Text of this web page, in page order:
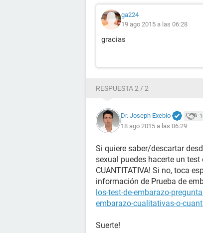
ga224
19 ago 2015 a las 06:28
gracias
RESPUESTA 2 / 2
Dr. Joseph Exebio
18 ago 2015 a las 06:29
Si quiere saber/descartar
sexual puedes hacerte un test
CUANTITATIVA! Si no, toca
información de Prueba de
los-test-de-embarazo-
embarazo-cualitativas-o-
Suerte!